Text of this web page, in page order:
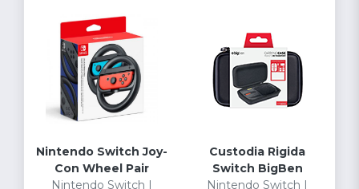
Nintendo Switch Joy-
Con Wheel Pair
Nintendo Switch |
Custodia Rigida
Switch BigBen
Nintendo Switch |